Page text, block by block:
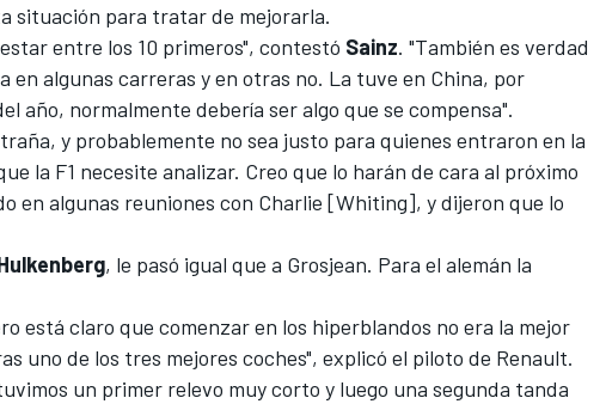
situación para tratar de mejorarla.
entre los 10 primeros", contestó Sainz. "También es verdad
en algunas carreras y en otras no. La tuve en China, por
año, normalmente debería ser algo que se compensa".
y probablemente no sea justo para quienes entraron en la
la F1 necesite analizar. Creo que lo harán de cara al próximo
en algunas reuniones con Charlie [Whiting], y dijeron que lo
, le pasó igual que a Grosjean. Para el alemán la
está claro que comenzar en los hiperblandos no era la mejor
uno de los tres mejores coches", explicó el piloto de Renault.
un primer relevo muy corto y luego una segunda tanda